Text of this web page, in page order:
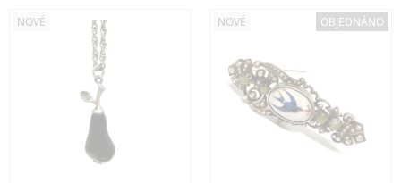
NOVÉ NOVÉ OBJEDNÁNO